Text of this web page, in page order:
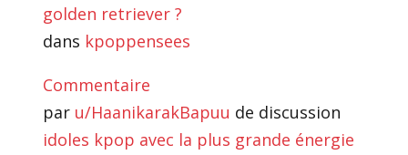
golden retriever ?
dans kpoppensees
Commentaire
par u/HaanikarakBapuu de discussion
idoles kpop avec la plus grande énergie